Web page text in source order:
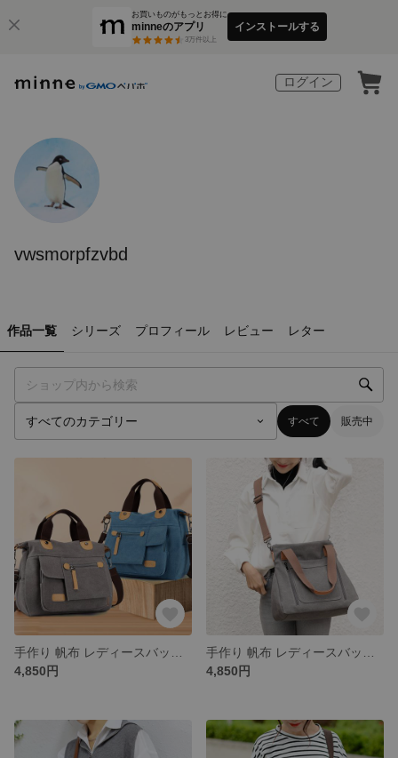
お買いものがもっとお得に
minneのアプリ
3万件以上
インストールする
ログイン
vwsmorpfzvbd
作品一覧 シリーズ プロフィール レビュー レター
すべて 販売中
4,850円
4,850円